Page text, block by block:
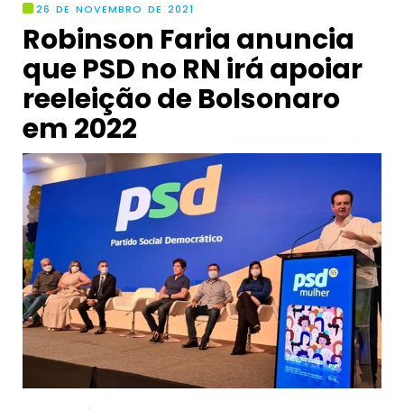
26 DE NOVEMBRO DE 2021
Robinson Faria anuncia
que PSD no RN irá apoiar
reeleição de Bolsonaro
em 2022